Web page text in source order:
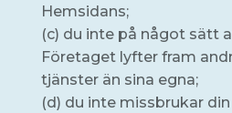
Hemsidans;
(c) du inte på något sätt
Företaget lyfter fram
tjänster än sina egna;
(d) du inte missbrukar